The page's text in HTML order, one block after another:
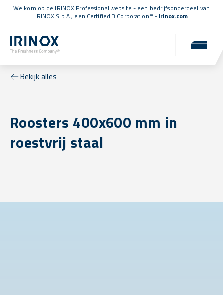
Welkom op de IRINOX Professional website - een bedrijfsonderdeel van
IRINOX S.p.A., een Certified B Corporation™ - irinox.com
Bekijk alles
Roosters 400x600 mm in
roestvrij staal